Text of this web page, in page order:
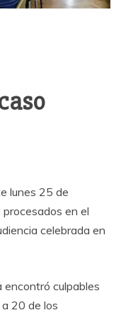
lunes 25 de
en el
celebrada en
encontró culpables
20 de los